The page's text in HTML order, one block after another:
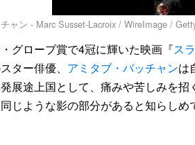
ャン - Marc Susset-Lacroix / WireImage /
グローブ賞で4冠に輝いた映画『ス
ター俳優、 アミタブ・バッチャンは
展途上国として、痛みや苦しみを
じような影の部分があると知らし